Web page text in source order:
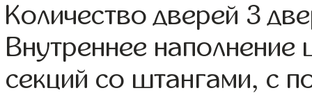
Количество дверей 3
Внутреннее
секций со штангами, с